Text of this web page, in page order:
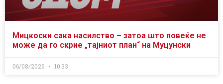
Мицкоски сака насилство – затоа што повеќе не
може да го скрие „тајниот план“ на Муцунски
06/08/2026 10:33